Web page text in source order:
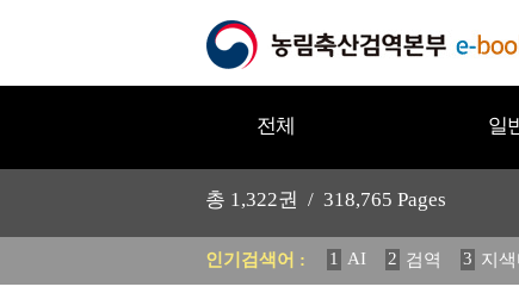
전체 일
총 1,322권 / 318,765 Pages
인기검색어 : 1 AI 2 검역 3 지
11 2025 12 중독성